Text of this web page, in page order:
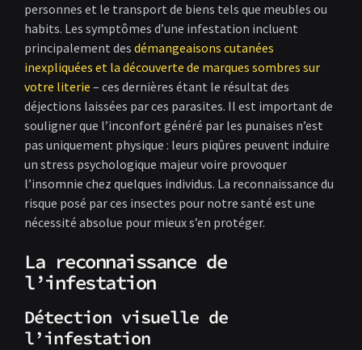
personnes et le transport de biens tels que meubles ou
habits. Les symptômes d’une infestation incluent
principalement des démangeaisons cutanées
inexpliquées et la découverte de marques sombres sur
votre literie – ces dernières étant le résultat des
déjections laissées par ces parasites. Il est important de
souligner que l’inconfort généré par les punaises n’est
pas uniquement physique : leurs piqûres peuvent induire
un stress psychologique majeur voire provoquer
l’insomnie chez quelques individus. La reconnaissance du
risque posé par ces insectes pour notre santé est une
nécessité absolue pour mieux s’en protéger.
La reconnaissance de
l’infestation
Détection visuelle de
l’infestation